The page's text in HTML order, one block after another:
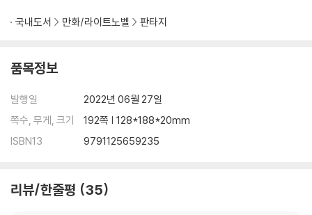
국내도서 만화/라이트노벨 판타지
품목정보
발행일
2022년 06월 27일
쪽수, 무게, 크기
192쪽 | 128*188*20mm
ISBN13
9791125659235
리뷰/한줄평 35